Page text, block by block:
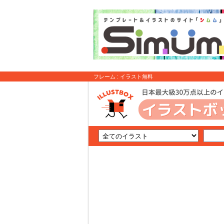
フレーム : イラスト無料